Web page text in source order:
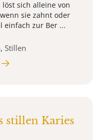
sich alleine von
sie zahnt oder
einfach zur Ber ...
Stillen
stillen Karies